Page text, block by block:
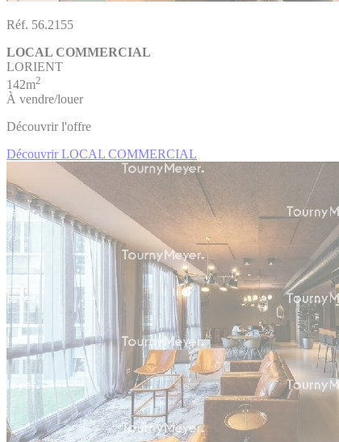
Réf. 56.2155
LOCAL COMMERCIAL
LORIENT
142m2
À vendre/louer
Découvrir l'offre
Découvrir LOCAL COMMERCIAL